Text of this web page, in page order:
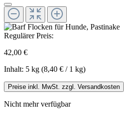
Regulärer Preis:
42,00 €
Inhalt: 5 kg (8,40 € / 1 kg)
Preise inkl. MwSt. zzgl. Versandkosten
Nicht mehr verfügbar